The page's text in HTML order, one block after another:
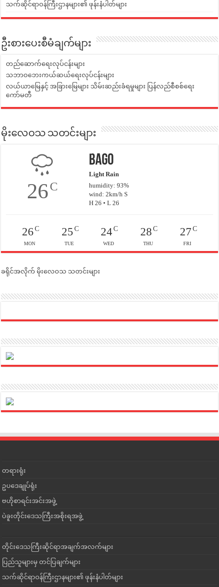
သက်ဆိုင်ရာဝန်ကြီးဌာနများ၏ ဖုန်းနံပါတ်များ
ဦးစားပေးစီမံချက်များ
တည်ဆောက်ရေးလုပ်ငန်းများ
သဘာဝဘေးကယ်ဆယ်ရေးလုပ်ငန်းများ
လယ်ယာမြေနှင့် အခြားမြေများ သိမ်းဆည်းခံရမှုများ ပြန်လည်စီစစ်ရေး
ကော်မတီ
မိုးလေဝသ သတင်းများ
26C
Bago
Light Rain
humidity: 93%
wind: 2km/h S
H 26 • L 26
26C
MON
25C
TUE
24C
WED
28C
THU
27C
FRI
ခရိုင်အလိုက် မိုးလေဝသ သတင်းများ
တရားရုံး
ဥပဒေချုပ်ရုံး
ဗဟိုစာရင်းအင်းအဖွဲ့
ပဲခူးတိုင်းဒေသကြီးအစိုးရအဖွဲ့
တိုင်းဒေသကြီးဆိုင်ရာအချက်အလက်များ
ပြည်သူများမှ တင်ပြချက်များ
သက်ဆိုင်ရာဝန်ကြီးဌာနများ၏ ဖုန်းနံပါတ်များ